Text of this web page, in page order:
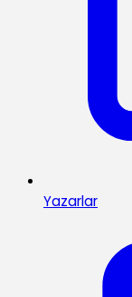
Yazarlar